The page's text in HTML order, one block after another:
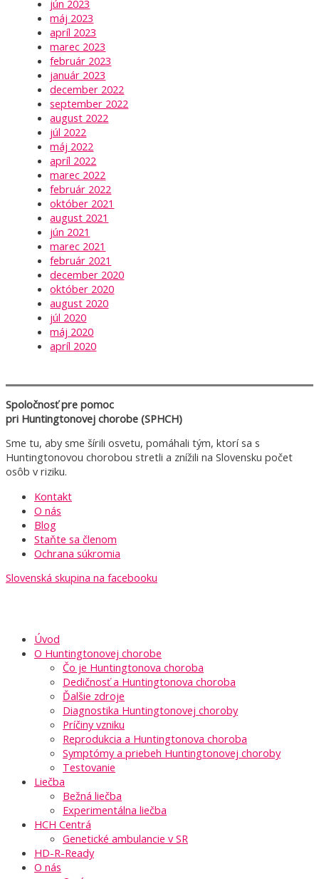
jún 2023
máj 2023
apríl 2023
marec 2023
február 2023
január 2023
december 2022
september 2022
august 2022
júl 2022
máj 2022
apríl 2022
marec 2022
február 2022
október 2021
august 2021
jún 2021
marec 2021
február 2021
december 2020
október 2020
august 2020
júl 2020
máj 2020
apríl 2020
Spoločnosť pre pomoc
pri Huntingtonovej chorobe (SPHCH)
Sme tu, aby sme šírili osvetu, pomáhali tým, ktorí sa s
Huntingtonovou chorobou stretli a znížili na Slovensku počet
osôb v riziku.
Kontakt
O nás
Blog
Staňte sa členom
Ochrana súkromia
Slovenská skupina na facebooku
Úvod
O Huntingtonovej chorobe
Čo je Huntingtonova choroba
Dedičnosť a Huntingtonova choroba
Ďalšie zdroje
Diagnostika Huntingtonovej choroby
Príčiny vzniku
Reprodukcia a Huntingtonova choroba
Symptómy a priebeh Huntingtonovej choroby
Testovanie
Liečba
Bežná liečba
Experimentálna liečba
HCH Centrá
Genetické ambulancie v SR
HD-R-Ready
O nás